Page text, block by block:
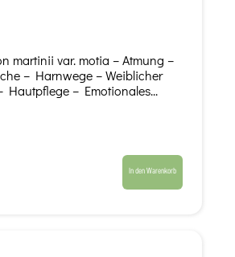
martinii var. motia – Atmung –
– Harnwege – Weiblicher
Hautpflege – Emotionales...
In den Warenkorb